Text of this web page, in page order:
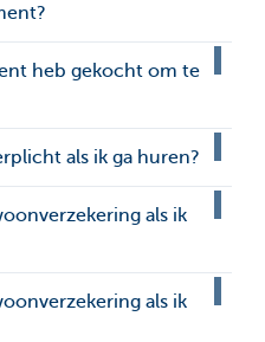
heb gekocht om te
als ik ga huren?
als ik
als ik